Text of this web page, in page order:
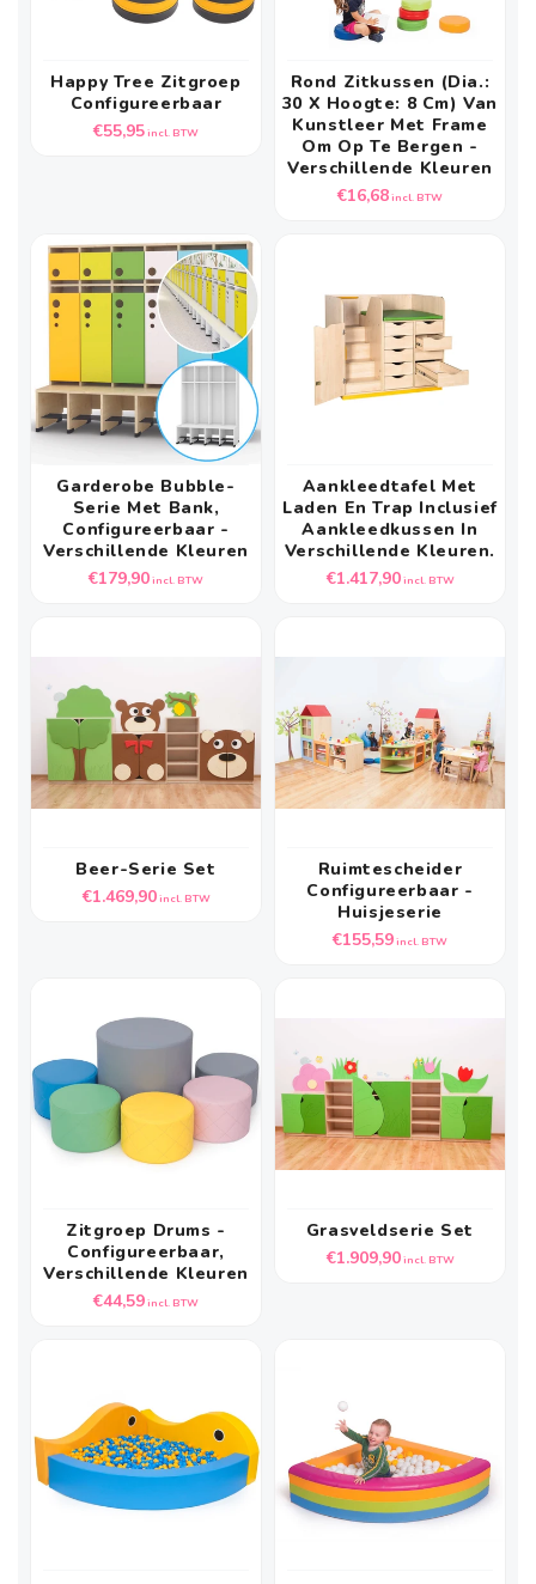
Happy Tree Zitgroep
Configureerbaar
Normale
€55,95incl. BTW
Rond Zitkussen (dia.:
30 X Hoogte: 8 Cm) Van
Kunstleer Met Frame
Om Op Te Bergen -
Verschillende Kleuren
Normale
€16,68incl. BTW
Garderobe Bubble-
Serie Met Bank,
Configureerbaar -
Verschillende Kleuren
Normale
€179,90incl. BTW
Aankleedtafel Met
Laden En Trap Inclusief
Aankleedkussen In
Verschillende Kleuren.
Normale
€1.417,90incl. BTW
Beer-Serie Set
Normale
€1.469,90incl. BTW
Ruimtescheider
Configureerbaar -
Huisjeserie
Normale
€155,59incl. BTW
Zitgroep Drums -
Configureerbaar,
Verschillende Kleuren
Normale
€44,59incl. BTW
Grasveldserie Set
Normale
€1.909,90incl. BTW